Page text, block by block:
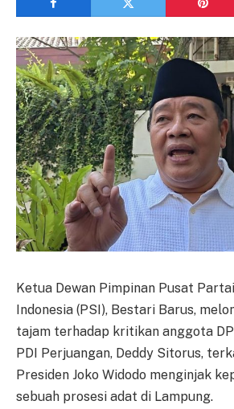
Ketua Dewan Pimpinan Pusat
Indonesia (PSI), Bestari Barus,
tajam terhadap kritikan anggota
PDI Perjuangan, Deddy Sitorus,
Presiden Joko Widodo menginjak
sebuah prosesi adat di Lampung.